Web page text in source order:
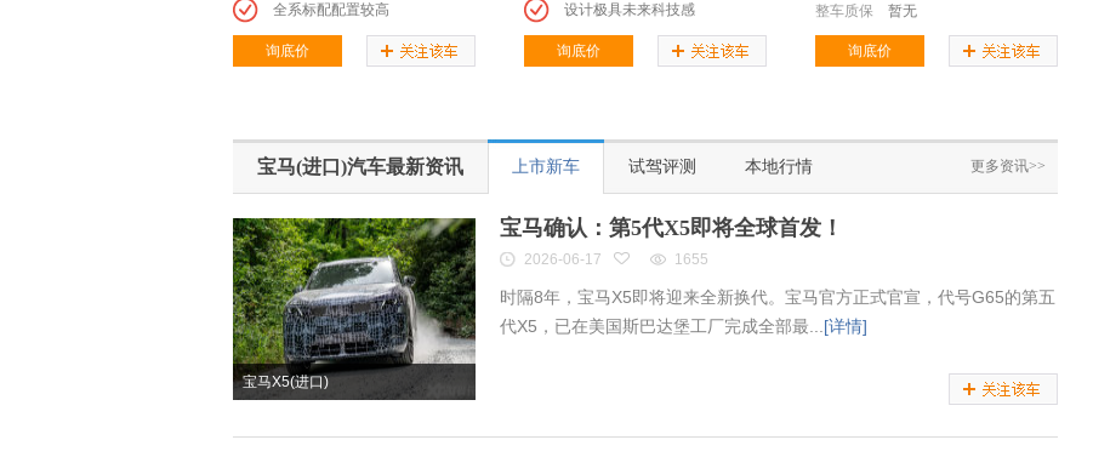
全系标配配置较高
询底价
设计极具未来科技感
询底价
整车质保
暂无
询底价
宝马(进口)汽车最新资讯 更多资讯>>
上市新车 试驾评测 本地行情
宝马X5(进口)
宝马确认：第5代X5即将全球首发！
2026-06-17 1655
时隔8年，宝马X5即将迎来全新换代。宝马官方正式官宣，代号G65的第五
代X5，已在美国斯巴达堡工厂完成全部最... [详情]